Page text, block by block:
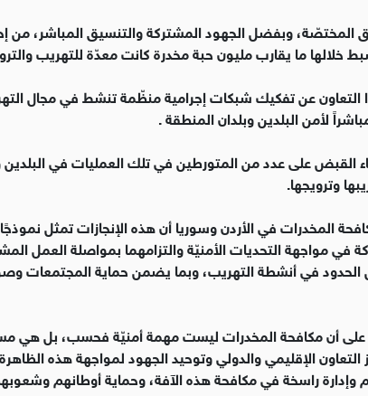
المختصّة، وبفضل الجهود المشتركة والتنسيق المباشر، من
خلالها ما يقارب مليون حبة مخدرة كانت معدّة للتهريب
عن تفكيك شبكات إجرامية منظّمة تنشط في مجال
لأمن البلدين وبلدان المنطقة .
القبض على عدد من المتورطين في تلك العمليات في البلدين
وترويجها.
المخدرات في الأردن وسوريا أن هذه الإنجازات تمثل نموذجًا
في مواجهة التحديات الأمنيّة والتزامهما بمواصلة العمل
الحدود في أنشطة التهريب، وبما يضمن حماية المجتمعات
على أن مكافحة المخدرات ليست مهمة أمنيّة فحسب، بل هي
الإقليمي والدولي وتوحيد الجهود لمواجهة هذه الظاهرة
وإدارة راسخة في مكافحة هذه الآفة، وحماية أوطانهم